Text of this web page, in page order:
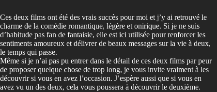
Ces deux films ont été des vrais succès pour moi et j’y ai retrouvé le
charme de la comédie romantique, légère et onirique. Si je ne suis
d’habitude pas fan de fantaisie, elle est ici utilisée pour renforcer les
sentiments amoureux et délivrer de beaux messages sur la vie à deux,
le temps qui passe.
Même si je n’ai pas pu entrer dans le détail de ces deux films par peur
de proposer quelque chose de trop long, je vous invite vraiment à les
découvrir si vous en avez l’occasion. J’espère aussi que si vous en
avez vu un des deux, cela vous poussera à découvrir le deuxième.